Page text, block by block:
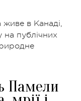
живе в Канаді,
на публічних
Памели